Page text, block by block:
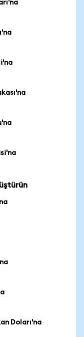
Doları'na